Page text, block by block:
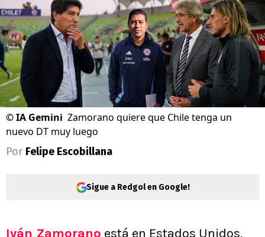
©IA Gemini Zamorano quiere que Chile tenga un
nuevo DT muy luego
Por Felipe Escobillana
Sigue a Redgol en Google!
Iván Zamorano está en Estados Unidos,